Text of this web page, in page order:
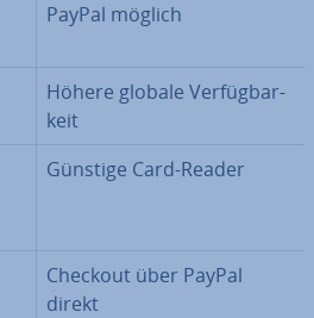
PayPal möglich
Höhere globale Ver­füg­bar­
keit
Günstige Card-Reader
Checkout über PayPal
direkt